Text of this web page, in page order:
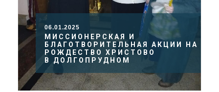
06.01.2025
МИССИОНЕРСКАЯ И
БЛАГОТВОРИТЕЛЬНАЯ АКЦИИ НА
РОЖДЕСТВО ХРИСТОВО
В ДОЛГОПРУДНОМ